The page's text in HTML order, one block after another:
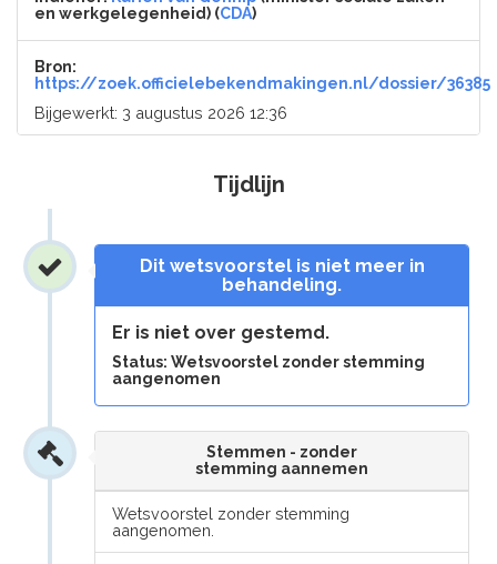
en werkgelegenheid) (CDA)
Bron:
https://zoek.officielebekendmakingen.nl/dossier/36385
Bijgewerkt: 3 augustus 2026 12:36
Tijdlijn
Dit wetsvoorstel is niet meer in
behandeling.
Er is niet over gestemd.
Status: Wetsvoorstel zonder stemming
aangenomen
Stemmen - zonder
stemming aannemen
Wetsvoorstel zonder stemming
aangenomen.